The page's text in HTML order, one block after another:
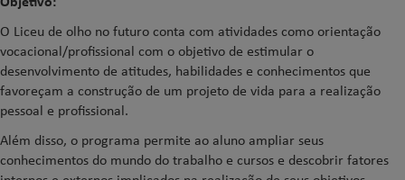
O Liceu de olho no futuro conta com atividades como orientação
vocacional/profissional com o objetivo de estimular o
desenvolvimento de atitudes, habilidades e conhecimentos que
favoreçam a construção de um projeto de vida para a realização
pessoal e profissional.
Além disso, o programa permite ao aluno ampliar seus
conhecimentos do mundo do trabalho e cursos e descobrir fatores